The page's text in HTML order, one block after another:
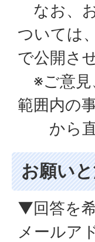
なお、
ついては
で公開さ
※ご意見
範囲内の
から直
お願い
▼回答を
メールア